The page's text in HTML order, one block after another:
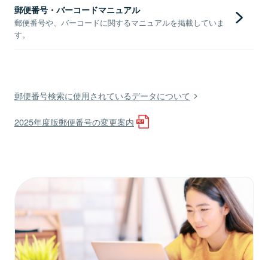
郵便番号・バーコードマニュアル
郵便番号や、バーコードに関するマニュアルを掲載していま
す。
郵便番号検索に使用されているデータについて
2025年度版郵便番号の変更案内